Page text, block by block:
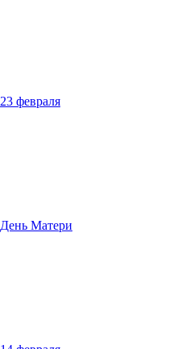
23 февраля
День Матери